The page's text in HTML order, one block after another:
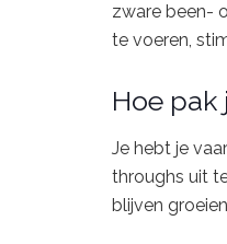
zware been-
te voeren,
Hoe
Je hebt je
throughs uit
blijven